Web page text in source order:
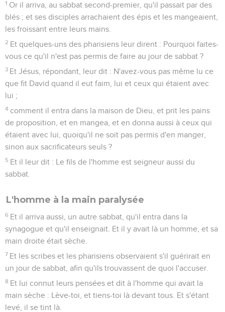
1 Or il arriva, au sabbat second-premier, qu'il passait par des
blés ; et ses disciples arrachaient des épis et les mangeaient,
les froissant entre leurs mains.
2 Et quelques-uns des pharisiens leur dirent : Pourquoi faites-
vous ce qu'il n'est pas permis de faire au jour de sabbat ?
3 Et Jésus, répondant, leur dit : N'avez-vous pas même lu ce
que fit David quand il eut faim, lui et ceux qui étaient avec
lui ;
4 comment il entra dans la maison de Dieu, et prit les pains
de proposition, et en mangea, et en donna aussi à ceux qui
étaient avec lui, quoiqu'il ne soit pas permis d'en manger,
sinon aux sacrificateurs seuls ?
5 Et il leur dit : Le fils de l'homme est seigneur aussi du
sabbat.
L'homme à la main paralysée
6 Et il arriva aussi, un autre sabbat, qu'il entra dans la
synagogue et qu'il enseignait. Et il y avait là un homme, et sa
main droite était sèche.
7 Et les scribes et les pharisiens observaient s'il guérirait en
un jour de sabbat, afin qu'ils trouvassent de quoi l'accuser.
8 Et lui connut leurs pensées et dit à l'homme qui avait la
main sèche : Lève-toi, et tiens-toi là devant tous. Et s'étant
levé, il se tint là.